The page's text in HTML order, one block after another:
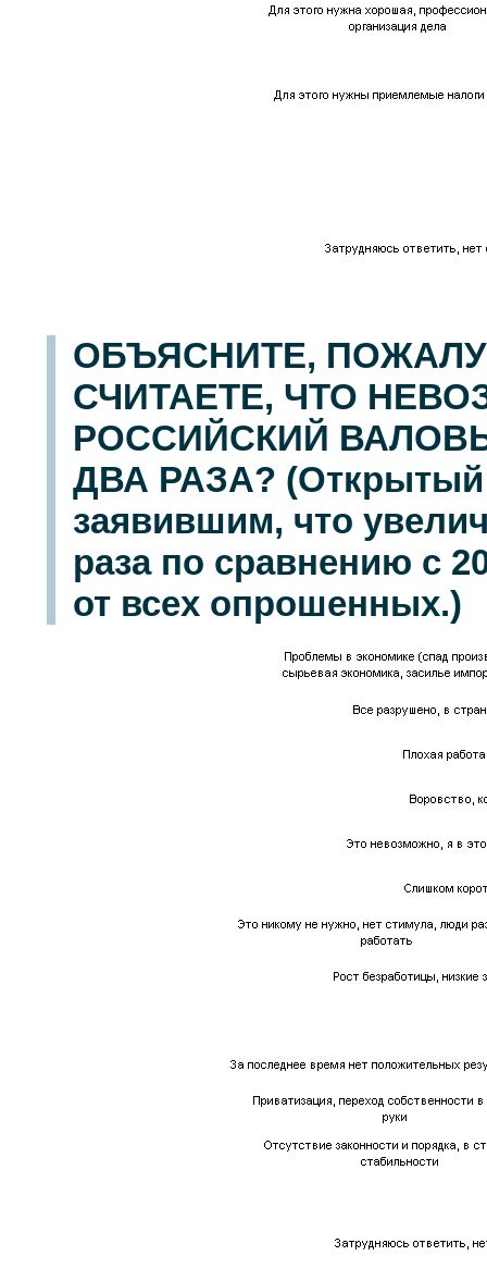
ОБЪЯСНИТЕ,
СЧИТАЕТЕ, ЧТО
РОССИЙСКИЙ
ДВА РАЗА? (Открытый
заявившим, что
раза по сравнению с
от всех опрошенных.)